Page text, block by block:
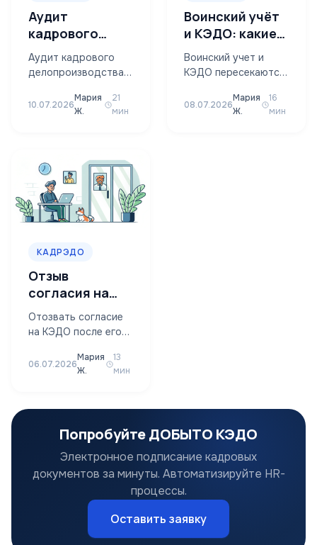
Аудит
кадрового
делопроизводства
перед КЭДО:
Аудит кадрового
делопроизводства
процедура полной
ревизии бумажных
согласий
работников до
запуска…
10.07.2026
Мария
Ж.
21
мин
Воинский учёт
и КЭДО: какие
документы
вести
Воинский учет и
КЭДО пересекаются
многие думают:
08.07.2026
Мария
Ж.
16
мин
КАДРЭДО
Отзыв
согласия на
КЭДО: можно
ли отозвать в
Отозвать согласие
на КЭДО после его
механизм отзыва не
предусмотрен
ТК РФ, что
06.07.2026
Мария
Ж.
13
мин
Попробуйте ДОБЫТО КЭДО
Электронное подписание кадровых
документов за минуты. Автоматизируйте HR-
процессы.
Оставить заявку